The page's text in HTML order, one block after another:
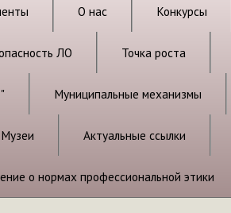
О нас Конкурсы
ЛО Точка роста
Муниципальные механизмы
Музеи Актуальные ссылки
о нормах профессиональной этики